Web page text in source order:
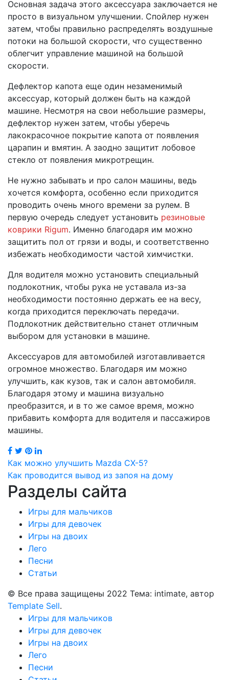
Основная задача этого аксессуара заключается не
просто в визуальном улучшении. Спойлер нужен
затем, чтобы правильно распределять воздушные
потоки на большой скорости, что существенно
облегчит управление машиной на большой
скорости.
Дефлектор капота еще один незаменимый
аксессуар, который должен быть на каждой
машине. Несмотря на свои небольшие размеры,
дефлектор нужен затем, чтобы уберечь
лакокрасочное покрытие капота от появления
царапин и вмятин. А заодно защитит лобовое
стекло от появления микротрещин.
Не нужно забывать и про салон машины, ведь
хочется комфорта, особенно если приходится
проводить очень много времени за рулем. В
первую очередь следует установить резиновые
коврики Rigum. Именно благодаря им можно
защитить пол от грязи и воды, и соответственно
избежать необходимости частой химчистки.
Для водителя можно установить специальный
подлокотник, чтобы рука не уставала из-за
необходимости постоянно держать ее на весу,
когда приходится переключать передачи.
Подлокотник действительно станет отличным
выбором для установки в машине.
Аксессуаров для автомобилей изготавливается
огромное множество. Благодаря им можно
улучшить, как кузов, так и салон автомобиля.
Благодаря этому и машина визуально
преобразится, и в то же самое время, можно
прибавить комфорта для водителя и пассажиров
машины.
Навигация
по
записям
Как можно улучшить Mazda CX-5?
Как проводится вывод из запоя на дому
Разделы сайта
Игры для мальчиков
Игры для девочек
Игры на двоих
Лего
Песни
Статьи
© Все права защищены 2022 Тема: intimate, автор
Template Sell.
Игры для мальчиков
Игры для девочек
Игры на двоих
Лего
Песни